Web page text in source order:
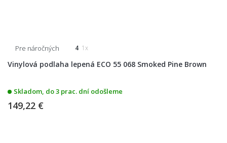
Pre náročných 4 1x
Vinylová podlaha lepená ECO 55 068 Smoked Pine Brown
Skladom, do 3 prac. dní odošleme
149,22 €